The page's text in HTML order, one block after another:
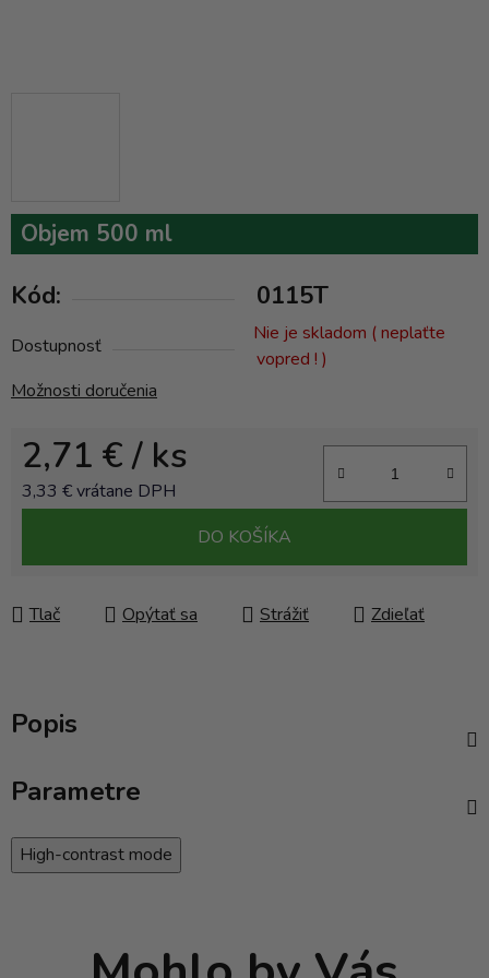
Objem 500 ml
Kód: 0115T
Dostupnosť
Nie je skladom ( neplaťte
vopred ! )
Možnosti doručenia
2,71 €/ ks
3,33 € vrátane DPH
DO KOŠÍKA
Tlač Opýtať sa Strážiť Zdieľať
Popis
Parametre
High-contrast mode